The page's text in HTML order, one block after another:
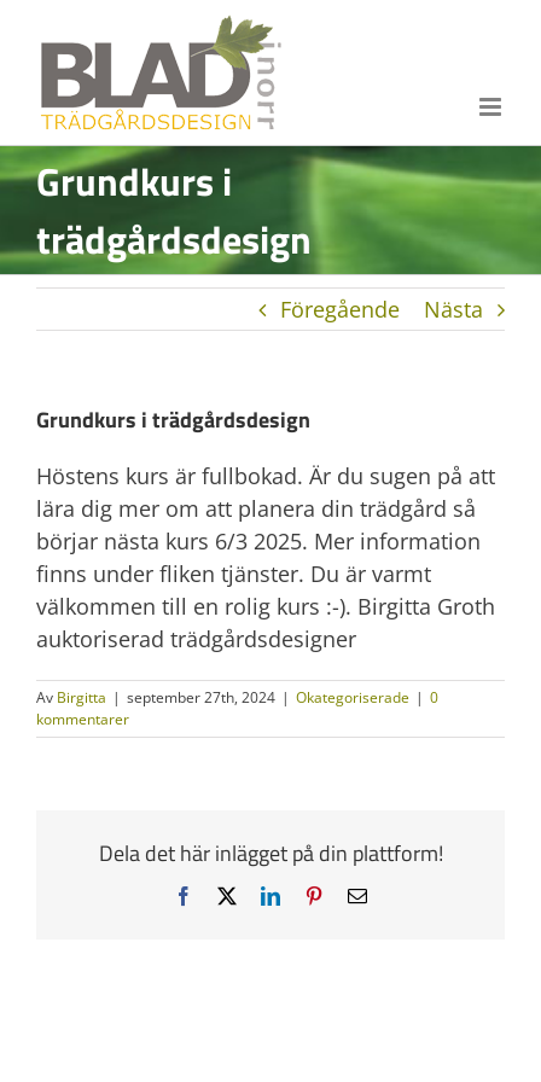
innehållet
Grundkurs i
trädgårdsdesign
Föregående Nästa
Grundkurs i trädgårdsdesign
Höstens kurs är fullbokad. Är du sugen på att
lära dig mer om att planera din trädgård så
börjar nästa kurs 6/3 2025. Mer information
finns under fliken tjänster. Du är varmt
välkommen till en rolig kurs :-). Birgitta Groth
auktoriserad trädgårdsdesigner
Av Birgitta | september 27th, 2024 | Okategoriserade | 0
kommentarer
Dela det här inlägget på din plattform!
Facebook LinkedInPinterest
E-